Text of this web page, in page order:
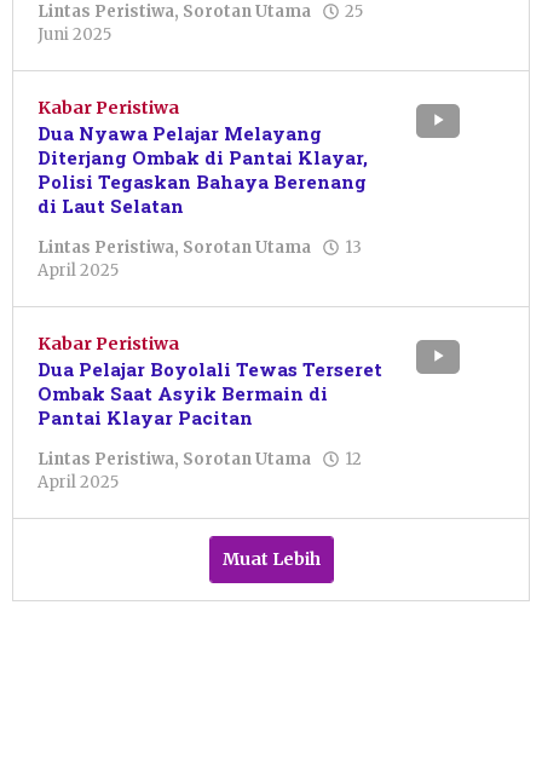
Lintas Peristiwa, Sorotan Utama
25
Juni 2025
Kabar Peristiwa
Dua Nyawa Pelajar Melayang
Diterjang Ombak di Pantai Klayar,
Polisi Tegaskan Bahaya Berenang
di Laut Selatan
Lintas Peristiwa, Sorotan Utama
13
April 2025
Wulandari
Kabar Peristiwa
Dua Pelajar Boyolali Tewas Terseret
Ombak Saat Asyik Bermain di
Pantai Klayar Pacitan
Lintas Peristiwa, Sorotan Utama
12
April 2025
Shalahuddin
Muat Lebih